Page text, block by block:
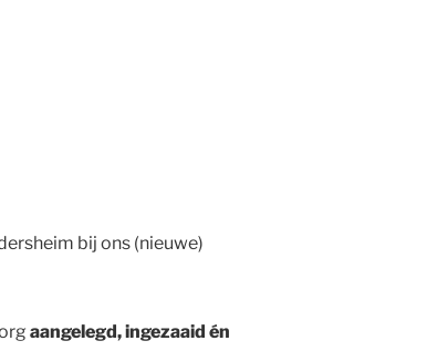
bij ons (nieuwe)
aangelegd, ingezaaid én